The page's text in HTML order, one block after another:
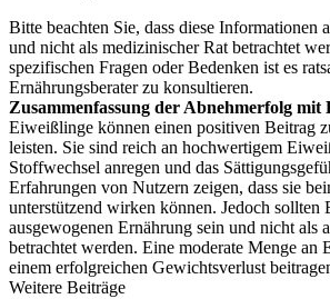
Bitte beachten Sie, dass diese Informationen
und nicht als medizinischer Rat betrachtet
spezifischen Fragen oder Bedenken ist es
Ernährungsberater zu konsultieren.
Zusammenfassung der Abnehmerfolg mit
Eiweißlinge können einen positiven Beitrag
leisten. Sie sind reich an hochwertigem
Stoffwechsel anregen und das
Erfahrungen von Nutzern zeigen, dass sie
unterstützend wirken können. Jedoch
ausgewogenen Ernährung sein und nicht als
betrachtet werden. Eine moderate Menge an
einem erfolgreichen Gewichtsverlust
Weitere Beiträge